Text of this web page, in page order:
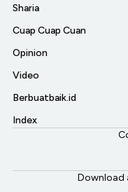
Sharia
Cuap Cuap Cuan
Opinion
Video
Berbuatbaik.id
Index
Download